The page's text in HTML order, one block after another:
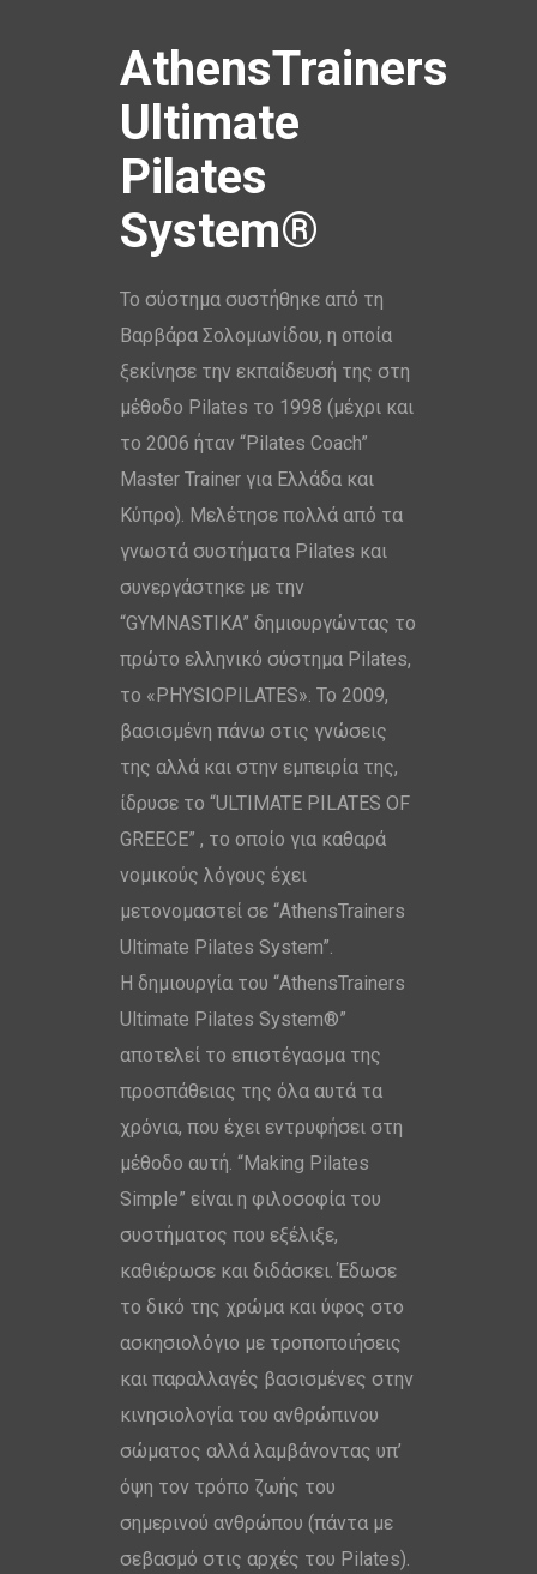
AthensTrainers
Ultimate
Pilates
System®
Το σύστημα συστήθηκε από τη
Βαρβάρα Σολομωνίδου, η οποία
ξεκίνησε την εκπαίδευσή της στη
μέθοδο Pilates το 1998 (μέχρι και
το 2006 ήταν “Pilates Coach”
Master Trainer για Ελλάδα και
Κύπρο). Μελέτησε πολλά από τα
γνωστά συστήματα Pilates και
συνεργάστηκε με την
“GYMNASTIKA” δημιουργώντας το
πρώτο ελληνικό σύστημα Pilates,
το «PHYSIOPILATES». Το 2009,
βασισμένη πάνω στις γνώσεις
της αλλά και στην εμπειρία της,
ίδρυσε το “ULTIMATE PILATES OF
GREECE” , το οποίο για καθαρά
νομικούς λόγους έχει
μετονομαστεί σε “AthensTrainers
Ultimate Pilates System”.
Η δημιουργία του “AthensTrainers
Ultimate Pilates System®”
αποτελεί το επιστέγασμα της
προσπάθειας της όλα αυτά τα
χρόνια, που έχει εντρυφήσει στη
μέθοδο αυτή. “Making Pilates
Simple” είναι η φιλοσοφία του
συστήματος που εξέλιξε,
καθιέρωσε και διδάσκει. Έδωσε
το δικό της χρώμα και ύφος στο
ασκησιολόγιο με τροποποιήσεις
και παραλλαγές βασισμένες στην
κινησιολογία του ανθρώπινου
σώματος αλλά λαμβάνοντας υπ’
όψη τον τρόπο ζωής του
σημερινού ανθρώπου (πάντα με
σεβασμό στις αρχές του Pilates).